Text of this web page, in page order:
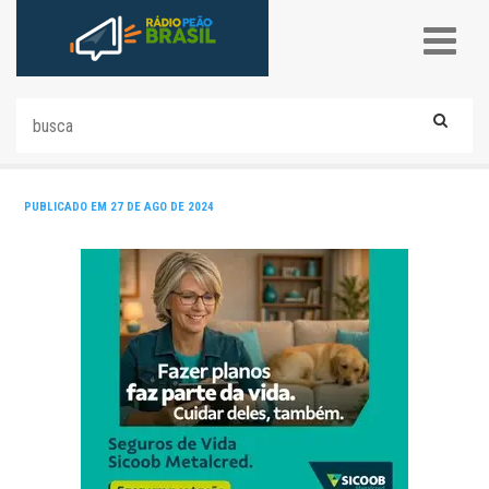
PUBLICADO EM 27 DE AGO DE 2024